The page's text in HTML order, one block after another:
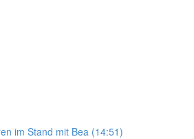
im Stand mit Bea (14:51)